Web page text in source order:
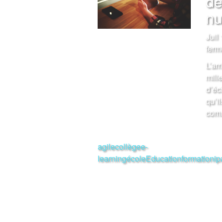
Juil
agilecollègee-
learningécoleEducationformation